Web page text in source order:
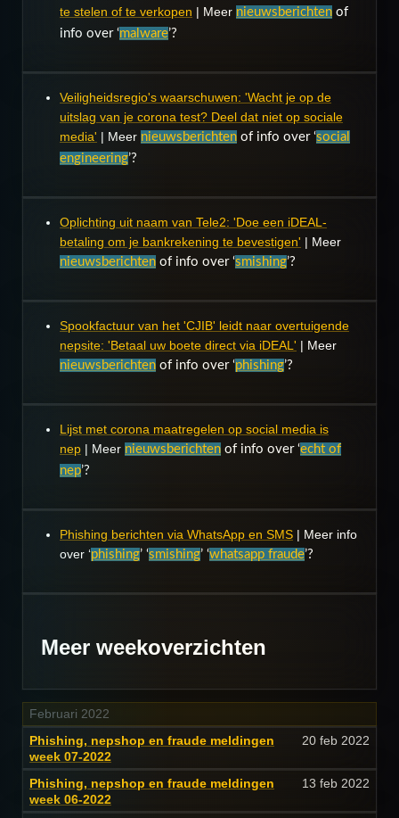
te stelen of te verkopen | Meer nieuwsberichten of
info over ‘malware’?
Veiligheidsregio's waarschuwen: 'Wacht je op de
uitslag van je corona test? Deel dat niet op sociale
media' | Meer nieuwsberichten of info over ‘social
engineering’?
Oplichting uit naam van Tele2: 'Doe een iDEAL-
betaling om je bankrekening te bevestigen' | Meer
nieuwsberichten of info over ‘smishing’?
Spookfactuur van het 'CJIB' leidt naar overtuigende
nepsite: 'Betaal uw boete direct via iDEAL' | Meer
nieuwsberichten of info over ‘phishing’?
Lijst met corona maatregelen op social media is
nep | Meer nieuwsberichten of info over ‘echt of
nep’?
Phishing berichten via WhatsApp en SMS | Meer info
over ‘phishing’ ‘smishing’ ‘whatsapp fraude’?
Meer weekoverzichten
Februari 2022
Phishing, nepshop en fraude meldingen
week 07-2022
20 feb 2022
Phishing, nepshop en fraude meldingen
week 06-2022
13 feb 2022